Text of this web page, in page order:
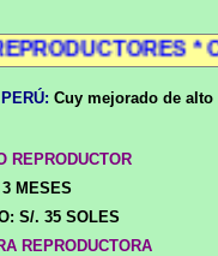
*
Cuy mejorado de
REPRODUCTOR
MESES
S/. 35 SOLES
REPRODUCTORA